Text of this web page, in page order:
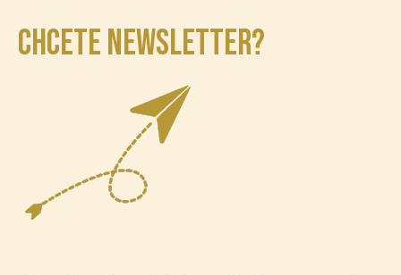
CHCETE NEWSLETTER?